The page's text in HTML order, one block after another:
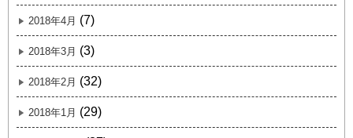
2018年4月 (7)
2018年3月 (3)
2018年2月 (32)
2018年1月 (29)